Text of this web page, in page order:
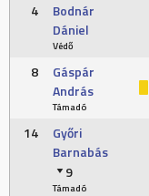
4
Bodnár
Dániel
Védő
8
Gáspár
András
Támadó
14
Győri
Barnabás
9
Támadó